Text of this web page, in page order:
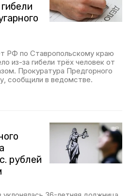
РФ по Ставропольскому краю
из-за гибели трёх человек от
Прокуратура Предгорного
сообщили в ведомстве.
рублей